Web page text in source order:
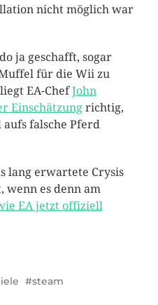
nicht möglich war
ja geschafft, sogar
für die Wii zu
EA-ChefJohn
Einschätzungrichtig,
falsche Pferd
lang erwartete Crysis
wenn es denn am
EA jetzt offiziell
steam